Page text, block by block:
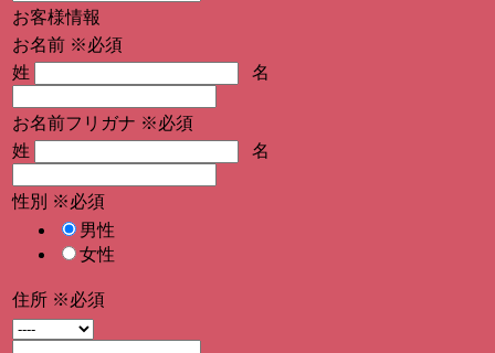
お客様情報
お名前 ※必須
姓
名
お名前フリガナ ※必須
姓
名
性別 ※必須
男性
女性
住所 ※必須